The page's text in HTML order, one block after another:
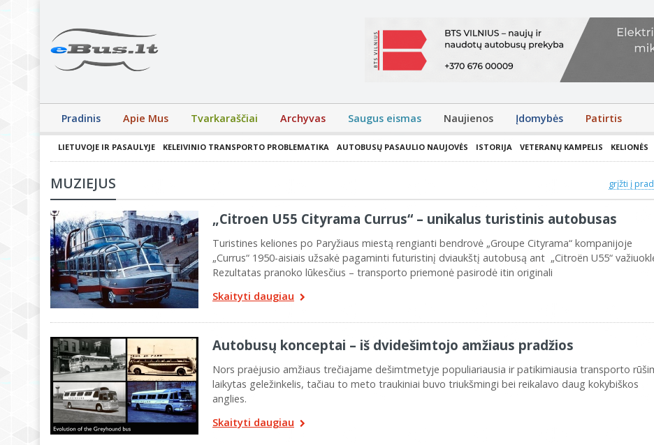
Pradinis Apie Mus Tvarkaraščiai Archyvas Saugus eismas Naujienos Įdomybės Patirtis
LIETUVOJE IR PASAULYJE KELEIVINIO TRANSPORTO PROBLEMATIKA AUTOBUSŲ PASAULIO NAUJOVĖS ISTORIJA VETERANŲ KAMPELIS KELIONĖS
grįžti į
MUZIEJUS
„Citroen U55 Cityrama Currus“ – unikalus turistinis autobusas
Turistines keliones po Paryžiaus miestą rengianti bendrovė „Groupe Cityrama“ kompanijoje
„Currus“ 1950-aisiais užsakė pagaminti futuristinį dviaukštį autobusą ant „Citroёn U55“
Rezultatas pranoko lūkesčius – transporto priemonė pasirodė itin originali
Skaityti daugiau
Autobusų konceptai – iš dvidešimtojo amžiaus pradžios
Nors praėjusio amžiaus trečiajame dešimtmetyje populiariausia ir patikimiausia transporto
laikytas geležinkelis, tačiau to meto traukiniai buvo triukšmingi bei reikalavo daug kokybiškos
anglies.
Skaityti daugiau